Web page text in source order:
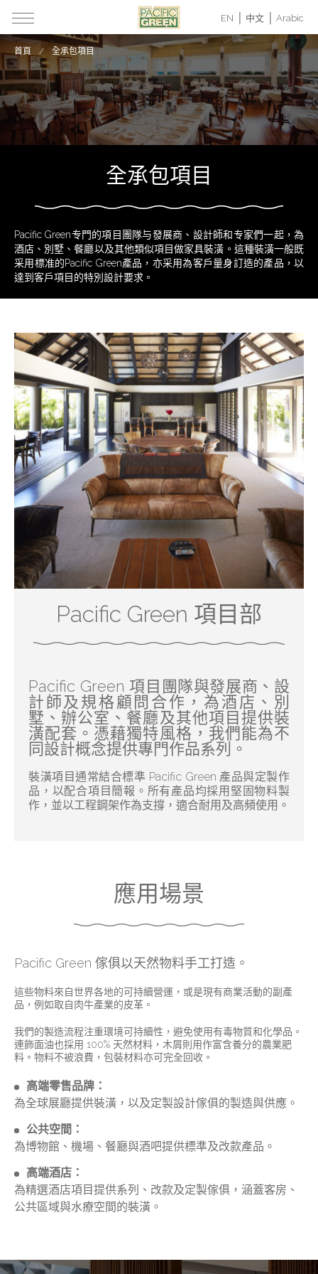
EN 中文 Arabic
全承包項目
Pacific Green专門的項目團隊与發展商、設計師和专家們一起，為
酒店、別墅、餐廳以及其他類似項目做家具裝潢。這種裝潢一般既
采用標准的Pacific Green產品，亦采用為客戶量身訂造的產品，以
達到客戶項目的特別設計要求。
首頁 全承包項目
Pacific Green 項目部
Pacific Green 項目團隊與發展商、設
計師及規格顧問合作，為酒店、別
墅、辦公室、餐廳及其他項目提供裝
潢配套。憑藉獨特風格，我們能為不
同設計概念提供專門作品系列。
裝潢項目通常結合標準 Pacific Green 產品與定製作
品，以配合項目簡報。所有產品均採用堅固物料製
作，並以工程鋼架作為支撐，適合耐用及高頻使用。
應用場景
Pacific Green 傢俱以天然物料手工打造。
這些物料來自世界各地的可持續營運，或是現有商業活動的副產
品，例如取自肉牛產業的皮革。
我們的製造流程注重環境可持續性，避免使用有毒物質和化學品。
連飾面油也採用 100% 天然材料，木屑則用作富含養分的農業肥
料。物料不被浪費，包裝材料亦可完全回收。
高端零售品牌：
為全球展廳提供裝潢，以及定製設計傢俱的製造與供應。
公共空間：
為博物館、機場、餐廳與酒吧提供標準及改款產品。
高端酒店：
為精選酒店項目提供系列、改款及定製傢俱，涵蓋客房、
公共區域與水療空間的裝潢。